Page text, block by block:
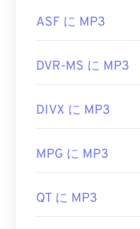
ASF に MP3
DVR-MS に MP3
DIVX に MP3
MPG に MP3
QT に MP3